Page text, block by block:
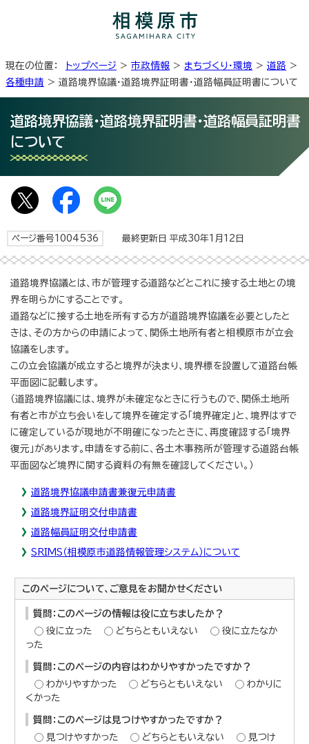
現在の位置： トップページ > 市政情報 > まちづくり・環境 > 道路 >
各種申請 > 道路境界協議・道路境界証明書・道路幅員証明書について
道路境界協議・道路境界証明書・道路幅員証明書
について
ページ番号1004536 最終更新日 平成30年1月12日
道路境界協議とは、市が管理する道路などとこれに接する土地との境
界を明らかにすることです。
道路などに接する土地を所有する方が道路境界協議を必要としたと
きは、その方からの申請によって、関係土地所有者と相模原市が立会
協議をします。
この立会協議が成立すると境界が決まり、境界標を設置して道路台帳
平面図に記載します。
（道路境界協議には、境界が未確定なときに行うもので、関係土地所
有者と市が立ち会いをして境界を確定する「境界確定」と、境界はすで
に確定しているが現地が不明確になったときに、再度確認する「境界
復元」があります。申請をする前に、各土木事務所が管理する道路台帳
平面図など境界に関する資料の有無を確認してください。）
道路境界協議申請書兼復元申請書
道路境界証明交付申請書
道路幅員証明交付申請書
SRIMS（相模原市道路情報管理システム）について
このページについて、ご意見をお聞かせください
質問：このページの情報は役に立ちましたか？
役に立った
どちらともいえない
役に立たなか
った
質問：このページの内容はわかりやすかったですか？
わかりやすかった
どちらともいえない
わかりに
くかった
質問：このページは見つけやすかったですか？
見つけやすかった
どちらともいえない
見つけ